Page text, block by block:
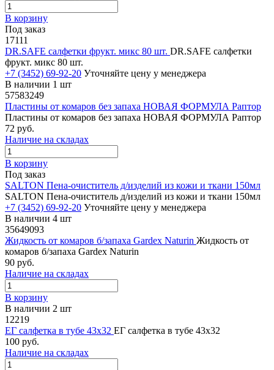
В корзину
Под заказ
17111
DR.SAFE салфетки фрукт. микс 80 шт. DR.SAFE салфетки
фрукт. микс 80 шт.
+7 (3452) 69-92-20 Уточняйте цену у менеджера
В наличии 1 шт
57583249
Пластины от комаров без запаха НОВАЯ ФОРМУЛА Раптор
Пластины от комаров без запаха НОВАЯ ФОРМУЛА Раптор
72 руб.
Наличие на складах
В корзину
Под заказ
SALTON Пена-очиститель д/изделий из кожи и ткани 150мл
SALTON Пена-очиститель д/изделий из кожи и ткани 150мл
+7 (3452) 69-92-20 Уточняйте цену у менеджера
В наличии 4 шт
35649093
Жидкость от комаров б/запаха Gardex Naturin Жидкость от
комаров б/запаха Gardex Naturin
90 руб.
Наличие на складах
В корзину
В наличии 2 шт
12219
ЕГ салфетка в тубе 43х32 ЕГ салфетка в тубе 43х32
100 руб.
Наличие на складах